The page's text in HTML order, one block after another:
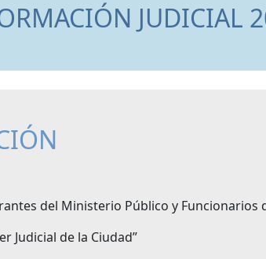
JUDICIAL
del Ministerio Público y Funcionarios
Judicial de la Ciudad”